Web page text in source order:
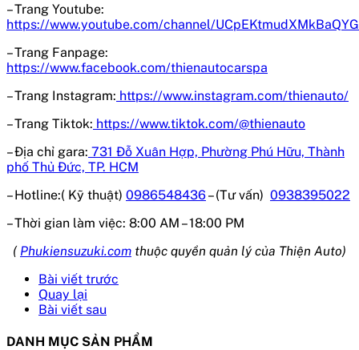
– Trang Youtube:
https://www.youtube.com/channel/
– Trang Fanpage:
https://www.facebook.com/thienautocarspa
– Trang Instagram: https://www.instagram.com/thienauto/
– Trang Tiktok: https://www.tiktok.com/@thienauto
– Địa chỉ gara: 731 Đỗ Xuân Hợp, Phường Phú Hữu, Thành
phố Thủ Đức, TP. HCM
– Hotline:( Kỹ thuật) 0986548436– (Tư vấn) 0938395022
– Thời gian làm việc: 8:00 AM – 18:00 PM
( Phukiensuzuki.com thuộc quyền quản lý của Thiện Auto)
Bài viết trước
Quay lại
Bài viết sau
DANH MỤC SẢN PHẨM